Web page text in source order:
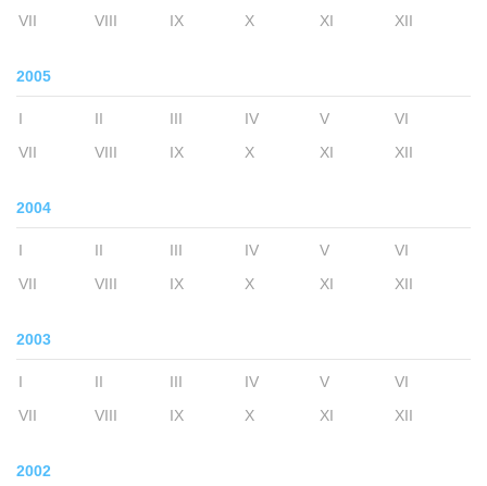
VII
VIII IX X XI XII
2005
I II III IV V
VI
VII
VIII IX X XI XII
2004
I II III IV V
VI
VII
VIII IX X XI XII
2003
I II III IV V
VI
VII
VIII IX X XI XII
2002